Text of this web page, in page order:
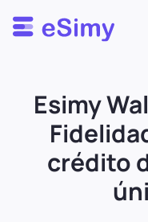
Esimy
Esimy
crédito